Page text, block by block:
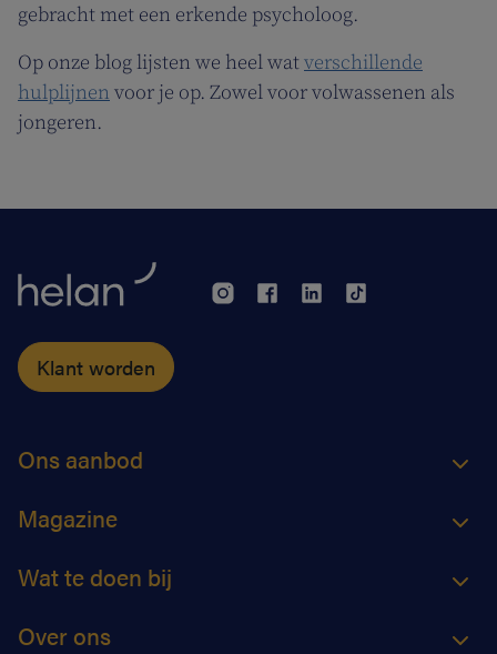
gebracht met een erkende psycholoog.
Op onze blog lijsten we heel watverschillende
hulplijnen voor je op. Zowel voor volwassenen als
jongeren.
Klant worden
Ons aanbod
Magazine
Wat te doen bij
Over ons